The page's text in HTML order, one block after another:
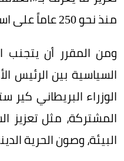
منذ نحو 250 عاماً على استقلال أمريكا.
ومن المقرر أن
السياسية بين الرئيس
الوزراء البريطاني كير
المشتركة، مثل تعزيز
البيئة، وصون الحرية